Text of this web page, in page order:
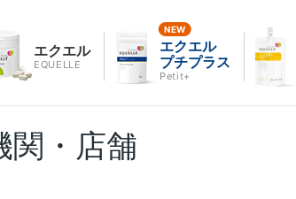
エクエル
EQUELLE
エクエル
プチプラス
Petit+
関・店舗